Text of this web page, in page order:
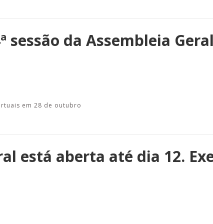
sessão da Assembleia Geral
em 28 de outubro
está aberta até dia 12.